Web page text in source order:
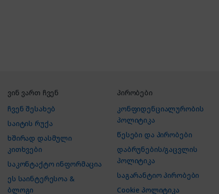
ვინ ვართ ჩვენ
ჩვენ შესახებ
საიტის რუქა
ხშირად დასმული
კითხვები
საკონტაქტო ინფორმაცია
ეს საინტერესოა &
ბლოგი
პირობები
კონფიდენციალურობის
პოლიტიკა
წესები და პირობები
დაბრუნების/გაცვლის
პოლიტიკა
საგარანტიო პირობები
Cookie პოლიტიკა